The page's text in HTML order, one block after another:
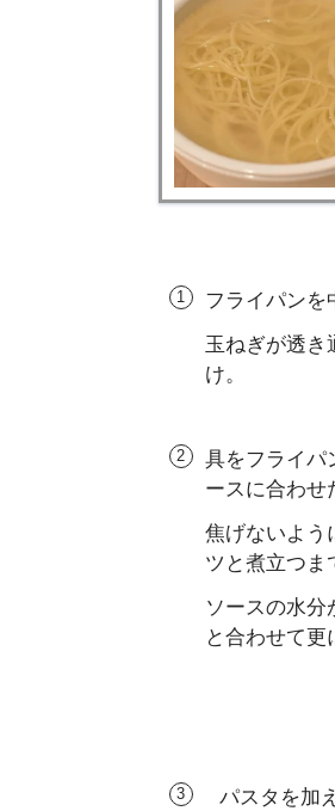
フライパンを
玉ねぎが透き
け。
具をフライパ
ースに合わせ
焦げないよう
ツと煮立つま
ソースの水分
と合わせて更
パスタを加